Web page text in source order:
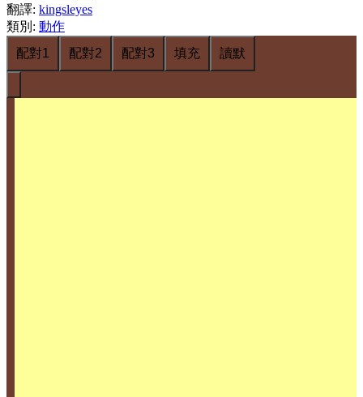
翻譯: kingsleyes
類別 : 動作
配對1
配對2 配對3 填充 讀默